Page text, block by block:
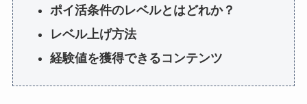
ポイ活条件のレベルとはどれか？
レベル上げ方法
経験値を獲得できるコンテンツ